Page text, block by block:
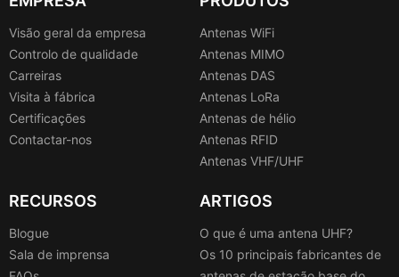
Visão geral da empresa
Controlo de qualidade
Carreiras
Visita à fábrica
Certificações
Contactar-nos
Antenas WiFi
Antenas MIMO
Antenas DAS
Antenas LoRa
Antenas de hélio
Antenas RFID
Antenas VHF/UHF
RECURSOS
Blogue
Sala de imprensa
ARTIGOS
O que é uma antena UHF?
Os 10 principais fabricantes de